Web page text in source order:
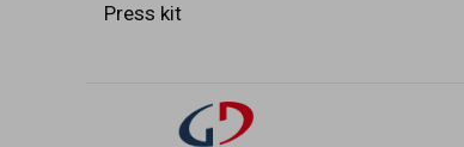
Press kit